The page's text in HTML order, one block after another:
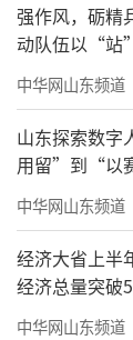
强作风，砺精
动队伍以“
中华网山东频道
山东探索数字
用留”到“以
中华网山东频道
经济大省上半
经济总量突破
中华网山东频道